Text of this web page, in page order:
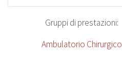
Gruppi di prestazioni:
Ambulatorio Chirurgico